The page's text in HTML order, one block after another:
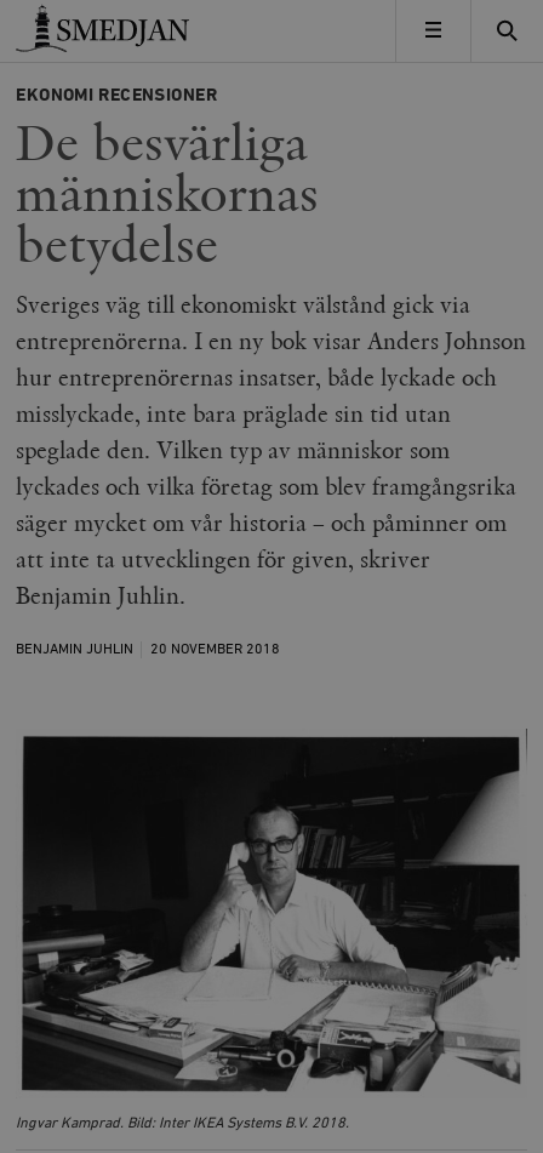
Timbro
MENY
EKONOMI RECENSIONER
De besvärliga
människornas
betydelse
Sveriges väg till ekonomiskt välstånd gick via
entreprenörerna. I en ny bok visar Anders Johnson
hur entreprenörernas insatser, både lyckade och
misslyckade, inte bara präglade sin tid utan
speglade den. Vilken typ av människor som
lyckades och vilka företag som blev framgångsrika
säger mycket om vår historia – och påminner om
att inte ta utvecklingen för given, skriver
Benjamin Juhlin.
BENJAMIN JUHLIN 20 NOVEMBER 2018
Ingvar Kamprad. Bild: Inter IKEA Systems B.V. 2018.